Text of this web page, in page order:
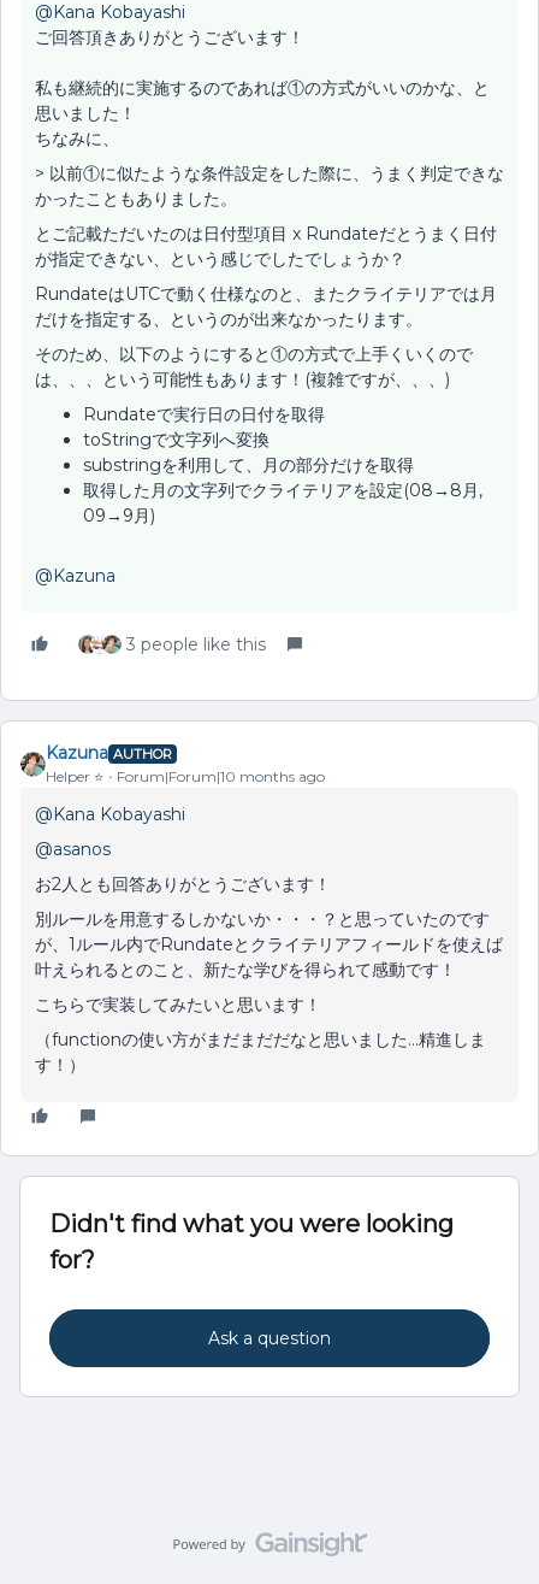
@Kana Kobayashi
ご回答頂きありがとうございます！
私も継続的に実施するのであれば①の方式がいいのかな、と
思いました！
ちなみに、
> 以前①に似たような条件設定をした際に、うまく判定できな
かったこともありました。
とご記載ただいたのは日付型項目 x Rundateだとうまく日付
が指定できない、という感じでしたでしょうか？
RundateはUTCで動く仕様なのと、またクライテリアでは月
だけを指定する、というのが出来なかったります。
そのため、以下のようにすると①の方式で上手くいくので
は、、、という可能性もあります！(複雑ですが、、、)
Rundateで実行日の日付を取得
toStringで文字列へ変換
substringを利用して、月の部分だけを取得
取得した月の文字列でクライテリアを設定(08→8月,
09→9月)
@Kazuna
3 people like this
Kazuna AUTHOR
Helper ⭐️ Forum|Forum|10 months ago
@Kana Kobayashi
@asanos
お2人とも回答ありがとうございます！
別ルールを用意するしかないか・・・？と思っていたのです
が、1ルール内でRundateとクライテリアフィールドを使えば
叶えられるとのこと、新たな学びを得られて感動です！
こちらで実装してみたいと思います！
（functionの使い方がまだまだだなと思いました…精進しま
す！）
Didn't find what you were looking
for?
Ask a question